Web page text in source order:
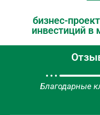
бизнес-
инвестиций в
Благодарные